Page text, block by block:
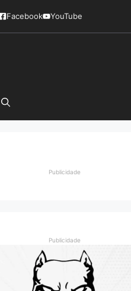
Facebook YouTube
Publicidade
Publicidade